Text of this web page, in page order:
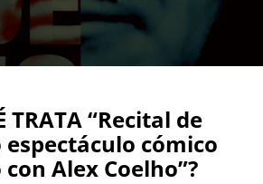
TRATA “Recital de
espectáculo cómico
Alex Coelho”?